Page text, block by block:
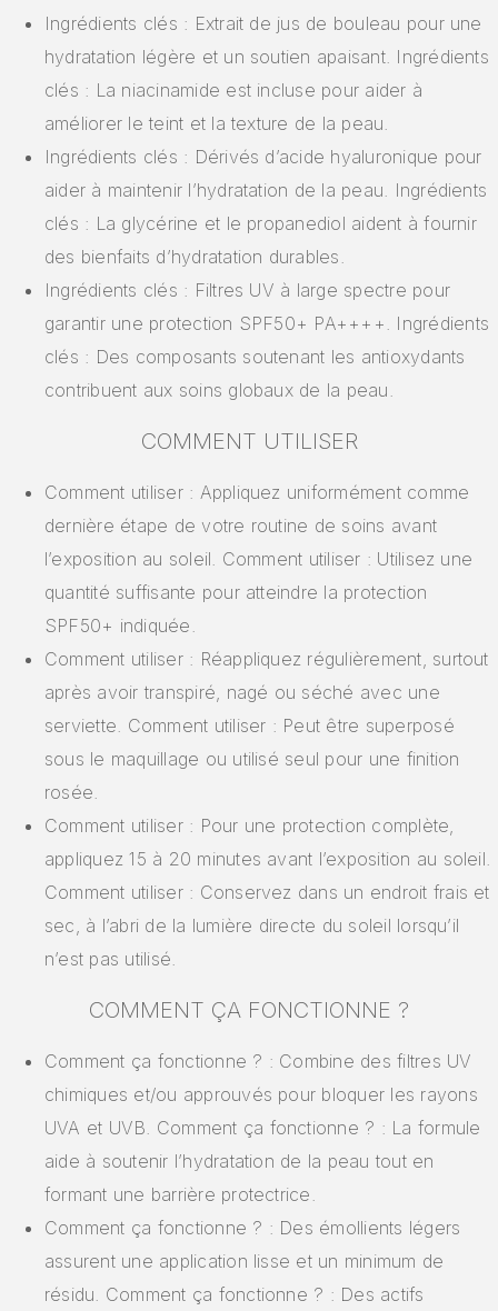
Ingrédients clés : Extrait de jus de bouleau pour une
hydratation légère et un soutien apaisant. Ingrédients
clés : La niacinamide est incluse pour aider à
améliorer le teint et la texture de la peau.
Ingrédients clés : Dérivés d’acide hyaluronique pour
aider à maintenir l’hydratation de la peau. Ingrédients
clés : La glycérine et le propanediol aident à fournir
des bienfaits d’hydratation durables.
Ingrédients clés : Filtres UV à large spectre pour
garantir une protection SPF50+ PA++++. Ingrédients
clés : Des composants soutenant les antioxydants
contribuent aux soins globaux de la peau.
COMMENT UTILISER
Comment utiliser : Appliquez uniformément comme
dernière étape de votre routine de soins avant
l’exposition au soleil. Comment utiliser : Utilisez une
quantité suffisante pour atteindre la protection
SPF50+ indiquée.
Comment utiliser : Réappliquez régulièrement, surtout
après avoir transpiré, nagé ou séché avec une
serviette. Comment utiliser : Peut être superposé
sous le maquillage ou utilisé seul pour une finition
rosée.
Comment utiliser : Pour une protection complète,
appliquez 15 à 20 minutes avant l’exposition au soleil.
Comment utiliser : Conservez dans un endroit frais et
sec, à l’abri de la lumière directe du soleil lorsqu’il
n’est pas utilisé.
COMMENT ÇA FONCTIONNE ?
Comment ça fonctionne ? : Combine des filtres UV
chimiques et/ou approuvés pour bloquer les rayons
UVA et UVB. Comment ça fonctionne ? : La formule
aide à soutenir l’hydratation de la peau tout en
formant une barrière protectrice.
Comment ça fonctionne ? : Des émollients légers
assurent une application lisse et un minimum de
résidu. Comment ça fonctionne ? : Des actifs